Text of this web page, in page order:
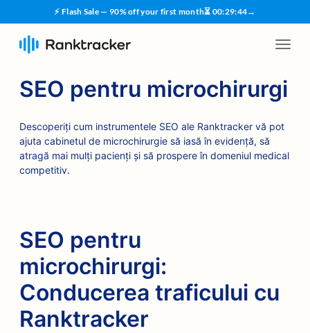
⚡ Flash Sale — 90% off your first month⏳ 00:29:44→
SEO pentru microchirurgi
Descoperiți cum instrumentele SEO ale Ranktracker vă pot
ajuta cabinetul de microchirurgie să iasă în evidență, să
atragă mai mulți pacienți și să prospere în domeniul medical
competitiv.
SEO pentru
microchirurgi:
Conducerea traficului cu
Ranktracker